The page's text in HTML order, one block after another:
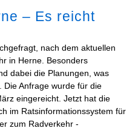
– Es reicht
nach dem aktuellen
in Herne. Besonders
dabei die Planungen, was
Die Anfrage wurde für die
eingereicht. Jetzt hat die
im Ratsinformationssystem für
zum Radverkehr -